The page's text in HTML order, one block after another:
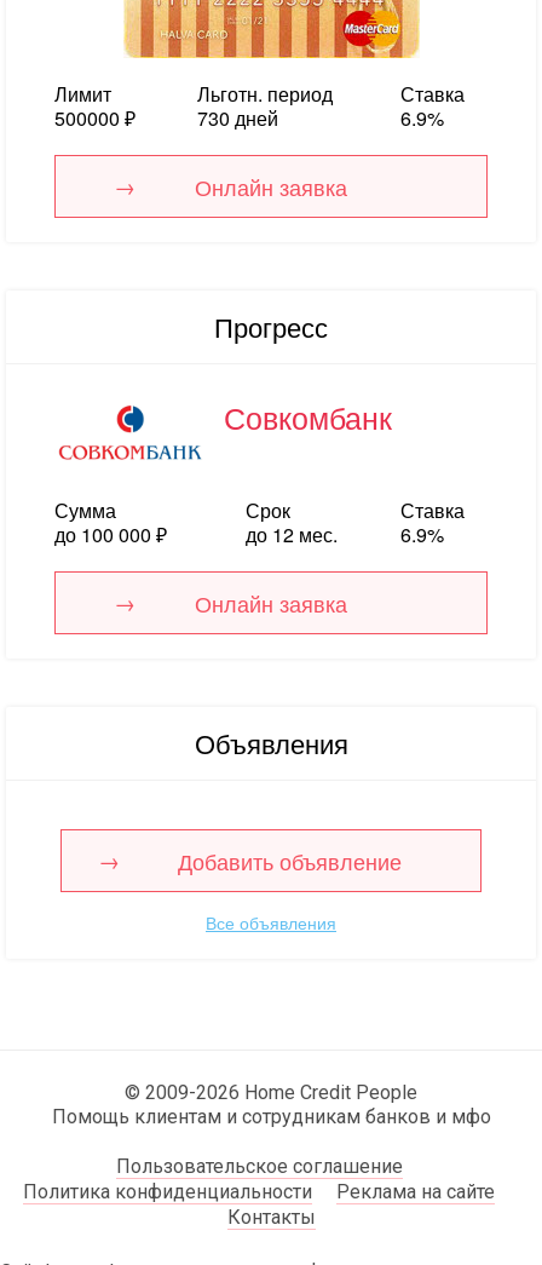
Лимит
500000 ₽
Льготн. период
730 дней
Ставка
6.9%
Онлайн заявка
Прогресс
Совкомбанк
Сумма
до 100 000 ₽
Срок
до 12 мес.
Ставка
6.9%
Онлайн заявка
Объявления
Добавить объявление
Все объявления
© 2009-2026 Home Credit People
Помощь клиентам и сотрудникам банков и мфо
Пользовательское соглашение
Политика конфиденциальности
Реклама на сайте
Контакты